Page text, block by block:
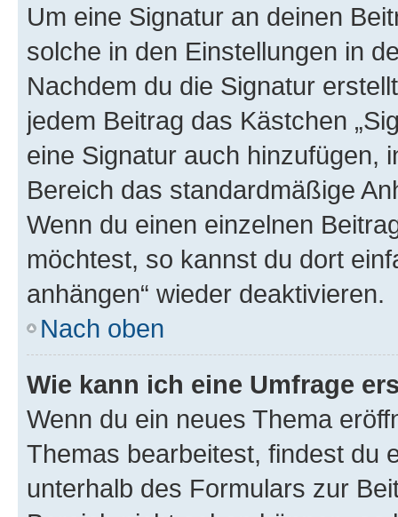
Um eine Signatur an deinen
solche in den Einstellungen in
Nachdem du die Signatur
jedem Beitrag das Kästchen
eine Signatur auch hinzufügen,
Bereich das standardmäßige
Wenn du einen einzelnen
möchtest, so kannst du dort
anhängen“ wieder deaktivieren.
Nach oben
Wie kann ich eine Umfrage
Wenn du ein neues Thema
Themas bearbeitest, findest du
unterhalb des Formulars zur